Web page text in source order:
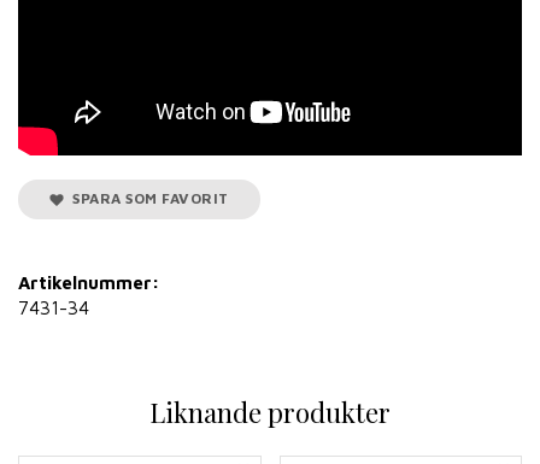
SPARA SOM FAVORIT
Artikelnummer:
7431-34
Liknande produkter